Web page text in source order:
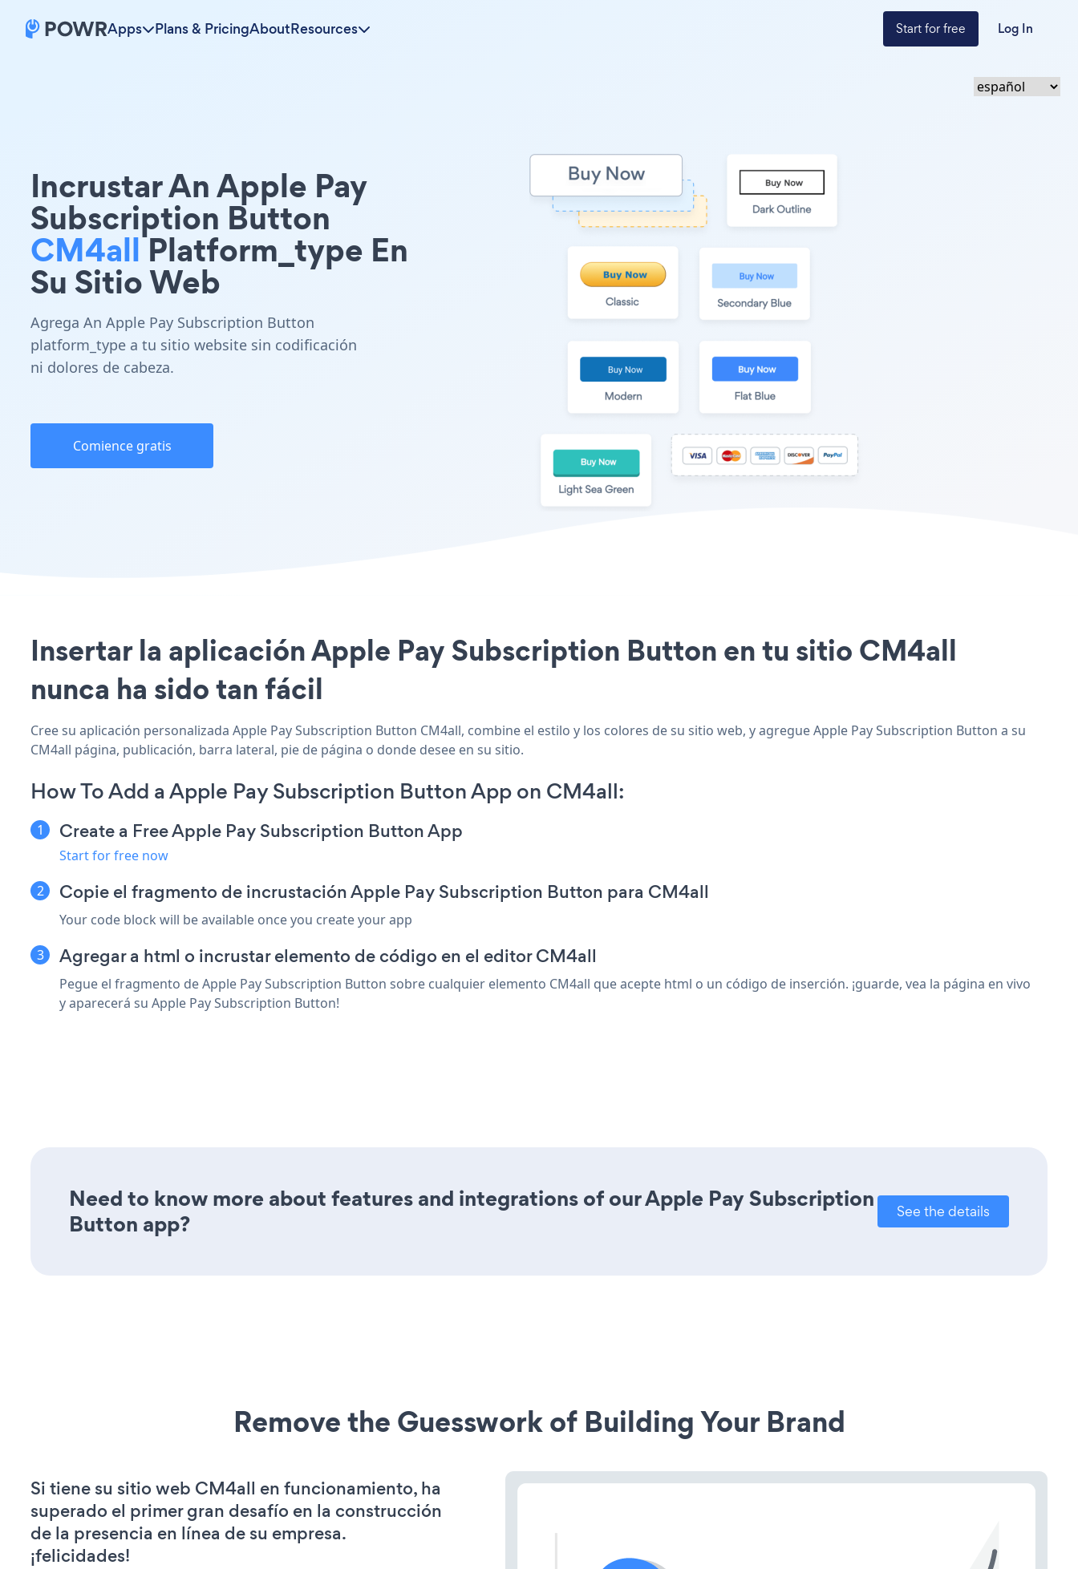
Apps Plans & PricingAboutResources Start for free Log In
Incrustar An Apple Pay
Subscription Button
CM4allPlatform_type En
Su Sitio Web
Agrega An Apple Pay Subscription Button
platform_type a tu sitio website sin codificación
ni dolores de cabeza.
Comience gratis
Insertar la aplicación Apple Pay Subscription Button en tu sitio CM4all
nunca ha sido tan fácil
Cree su aplicación personalizada Apple Pay Subscription Button CM4all, combine el estilo y los colores de su sitio web, y agregue Apple Pay Subscription Button a su
CM4all página, publicación, barra lateral, pie de página o donde desee en su sitio.
How To Add a Apple Pay Subscription Button App on CM4all:
Create a Free Apple Pay Subscription Button App
Start for free now
Copie el fragmento de incrustación Apple Pay Subscription Button para CM4all
Your code block will be available once you create your app
Agregar a html o incrustar elemento de código en el editor CM4all
Pegue el fragmento de Apple Pay Subscription Button sobre cualquier elemento CM4all que acepte html o un código de inserción. ¡guarde, vea la página en vivo
y aparecerá su Apple Pay Subscription Button!
Need to know more about features and integrations of our Apple Pay Subscription
Button app?
See the details
Remove the Guesswork of Building Your Brand
Si tiene su sitio web CM4all en funcionamiento, ha
superado el primer gran desafío en la construcción
de la presencia en línea de su empresa.
¡felicidades!